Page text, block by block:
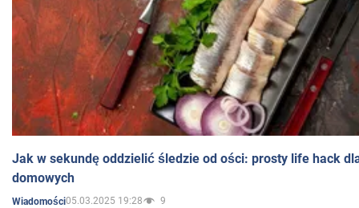
Jak w sekundę oddzielić śledzie od ości: prosty life hack
domowych
Wiadomości05.03.2025 19:28 9